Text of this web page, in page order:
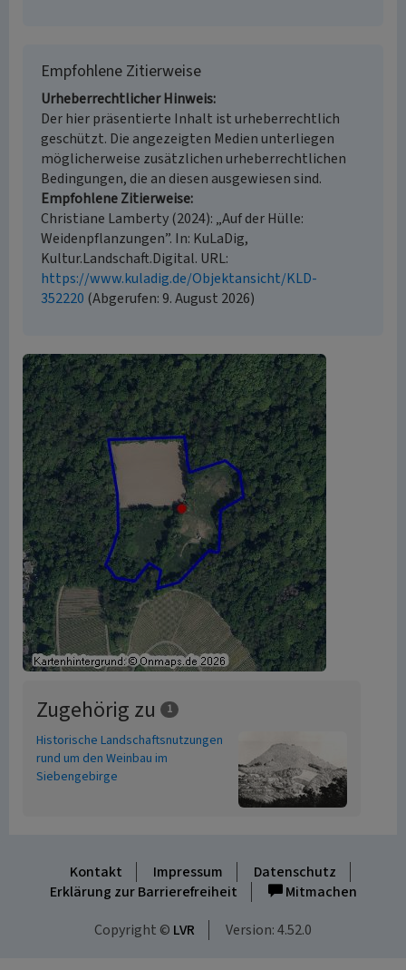
Empfohlene Zitierweise
Urheberrechtlicher Hinweis
Der hier präsentierte Inhalt ist urheberrechtlich
geschützt. Die angezeigten Medien unterliegen
möglicherweise zusätzlichen urheberrechtlichen
Bedingungen, die an diesen ausgewiesen sind.
Empfohlene Zitierweise
Christiane Lamberty (2024): „Auf der Hülle:
Weidenpflanzungen”. In: KuLaDig,
Kultur.Landschaft.Digital. URL:
https://www.kuladig.de/Objektansicht/KLD-
352220 (Abgerufen: 9. August 2026)
Zugehörig zu 1
Historische Landschaftsnutzungen
rund um den Weinbau im
Siebengebirge
Kontakt Impressum
Datenschutz
Erklärung zur Barrierefreiheit
Mitmachen
Copyright © LVR Version: 4.52.0